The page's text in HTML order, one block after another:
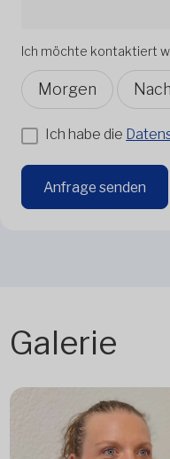
Ich möchte kontaktiert
Morgen
Ich habe die
Anfrage senden
Galerie